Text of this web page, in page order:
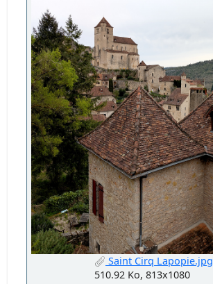
Saint Cirq Lapopie.jpg
510.92 Ko, 813x1080